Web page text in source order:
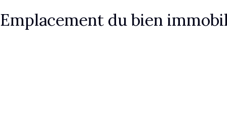
Emplacement du bien